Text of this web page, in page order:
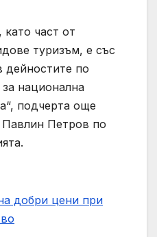
като част от
туризъм, е със
дейностите по
национална
подчерта още
Петров по
добри цени при